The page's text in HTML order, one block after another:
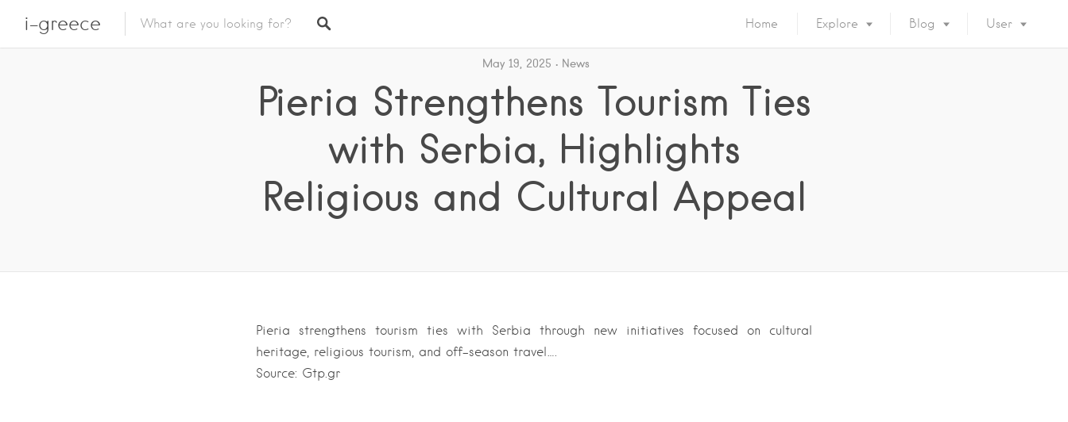
i-greece Home Explore Blog User
May 19, 2025 News
Pieria Strengthens Tourism Ties
with Serbia, Highlights
Religious and Cultural Appeal
Pieria strengthens tourism ties with Serbia through new initiatives focused on cultural
heritage, religious tourism, and off-season travel….
Source: Gtp.gr